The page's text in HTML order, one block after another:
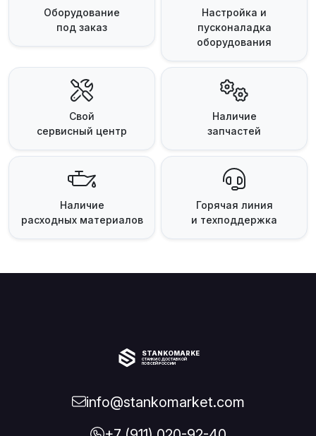
Оборудование
под заказ
Настройка и
пусконаладка
оборудования
Свой
сервисный центр
Наличие
запчастей
Наличие
расходных материалов
Горячая линия
и техподдержка
STANKOMARKET
СТАНКИ С ДОСТАВКОЙ
ПО ВСЕЙ РОССИИ
info@stankomarket.com